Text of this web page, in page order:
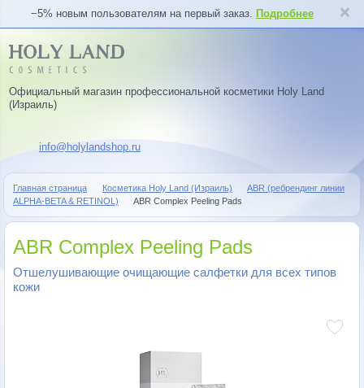
−5% новым пользователям на первый заказ. Подробнее
Официальный магазин профессиональной косметики Holy Land
(Израиль)
info@holylandshop.ru
Главная страница Косметика Holy Land (Израиль)
ABR (ребрендинг линии
ALPHA-BETA & RETINOL)
ABR Complex Peeling Pads
ABR Complex Peeling Pads
Отшелушивающие очищающие салфетки для всех типов
кожи